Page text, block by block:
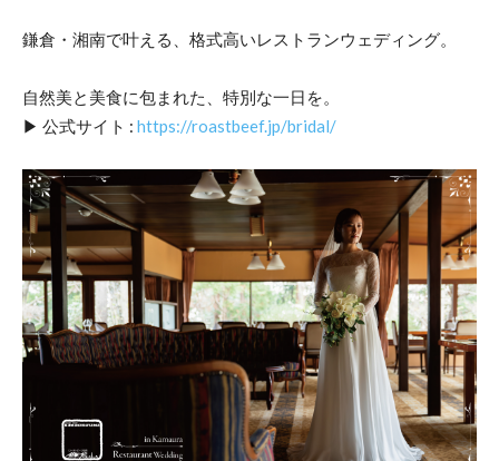
鎌倉・湘南で叶える、格式高いレストランウェディング。
自然美と美食に包まれた、特別な一日を。
▶︎ 公式サイト : https://roastbeef.jp/bridal/